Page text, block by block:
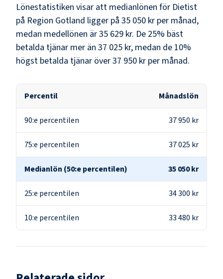
Lönestatistiken visar att medianlönen för Dietist
på Region Gotland ligger på 35 050 kr per månad,
medan medellönen är35 629 kr. De 25% bäst
betalda tjänar mer än 37 025 kr, medan de 10%
högst betalda tjänar över37 950 kr per månad.
Percentil Månadslön
90:e percentilen 37 950 kr
75:e percentilen 37 025 kr
Medianlön (50:e percentilen) 35 050 kr
25:e percentilen 34 300 kr
10:e percentilen 33 480 kr